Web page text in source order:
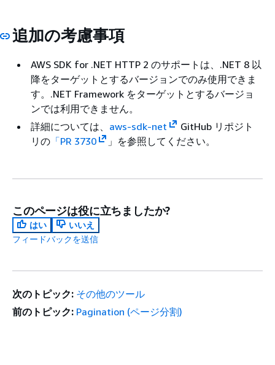
追加の考慮事項
AWS SDK for .NET HTTP 2 のサポートは、.NET 8 以
降をターゲットとするバージョンでのみ使用できま
す。.NET Framework をターゲットとするバージョ
ンでは利用できません。
詳細については、 aws-sdk-net
GitHub リポジト
リの 「PR 3730 」を参照してください。
このページは役に立ちましたか?
はい
いいえ
フィードバックを送信
次のトピック: その他のツール
前のトピック: Pagination (ページ分割)